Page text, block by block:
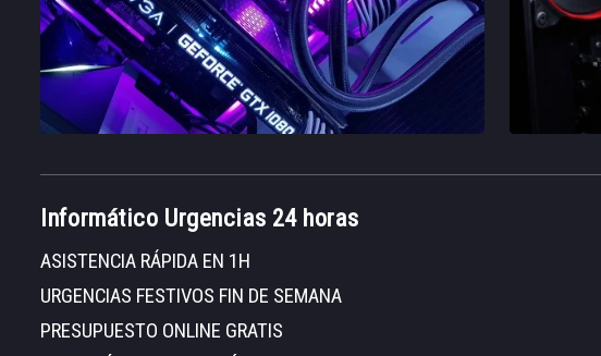
Informático Urgencias 24 horas
ASISTENCIA RÁPIDA EN 1H
URGENCIAS FESTIVOS FIN DE SEMANA
PRESUPUESTO ONLINE GRATIS